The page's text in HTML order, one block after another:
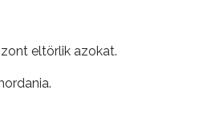
eltörlik azokat.